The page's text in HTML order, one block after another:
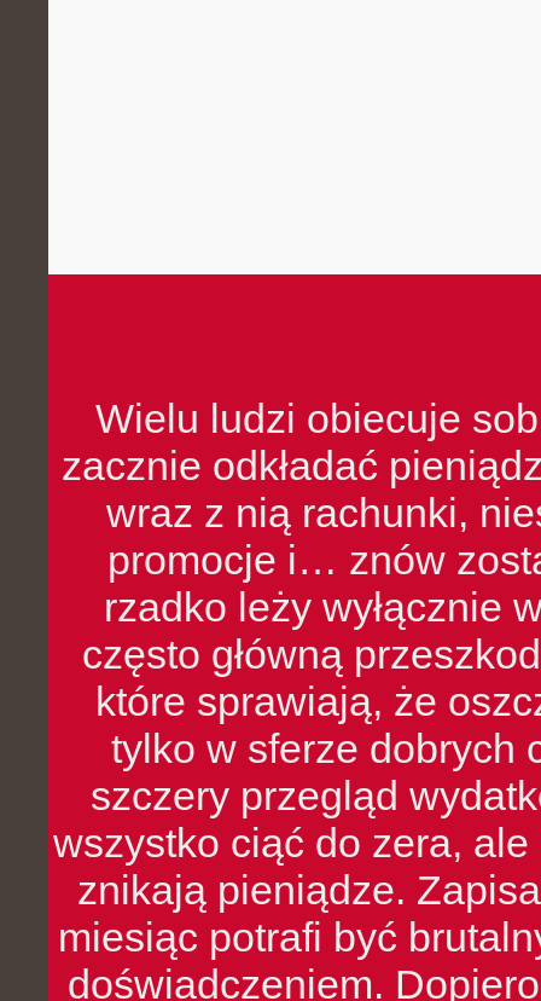
Wielu ludzi obiecuje
zacznie odkładać
wraz z nią rachunki,
promocje i… znów
rzadko leży wyłącznie
często główną
które sprawiają, że
tylko w sferze dobrych
szczery przegląd
wszystko ciąć do zera,
znikają pieniądze.
miesiąc potrafi być
doświadczeniem.